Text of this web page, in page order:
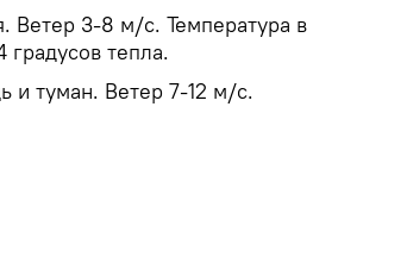
Ветер 3-8 м/с. Температура в
тепла.
и туман. Ветер 7-12 м/с.